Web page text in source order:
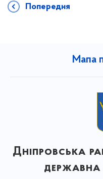
Попередня
Мапа
Дніпровська
державна